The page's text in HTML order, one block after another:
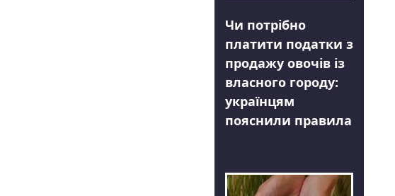
Чи потрібно
платити податки з
продажу овочів із
власного городу:
українцям
пояснили правила